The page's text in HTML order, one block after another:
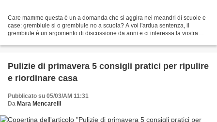
Care mamme questa è un a domanda che si aggira nei meandri di scuole e
case: grembiule si o grembiule no a scuola? A voi l'ardua sentenza, il
grembiule è un argomento di discussione da anni e ci interessa la vostra
Pulizie di primavera 5 consigli pratici per ripulire
e riordinare casa
Pubblicato su 05/03/AM 11:31
Da Mara Mencarelli